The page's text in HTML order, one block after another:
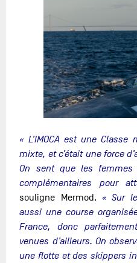
« L’IMOCA est une
mixte, et c’était une force
On sent que les
complémentaires pour
souligne Mermod. « Sur
aussi une course
France, donc
venues d’ailleurs. On
une flotte et des skippers